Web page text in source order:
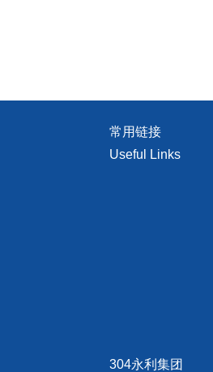
常用链接
Useful Links
304永利集团